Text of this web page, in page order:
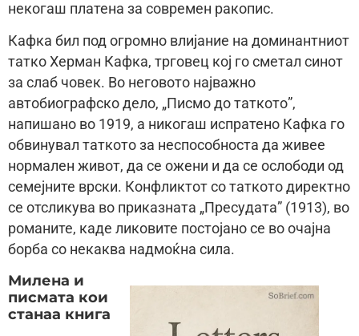
некогаш платена за современ ракопис.
Кафка бил под огромно влијание на доминантниот
татко Херман Кафка, трговец кој го сметал синот
за слаб човек. Во неговото најважно
автобиографско дело, „Писмо до таткото”,
напишано во 1919, а никогаш испратено Кафка го
обвинувал таткото за неспособноста да живее
нормален живот, да се ожени и да се ослободи од
семејните врски. Конфликтот со таткото директно
се отсликува во приказната „Пресудата” (1913), во
романите, каде ликовите постојано се во очајна
борба со некаква надмоќна сила.
Милена и
писмата кои
станаа книга